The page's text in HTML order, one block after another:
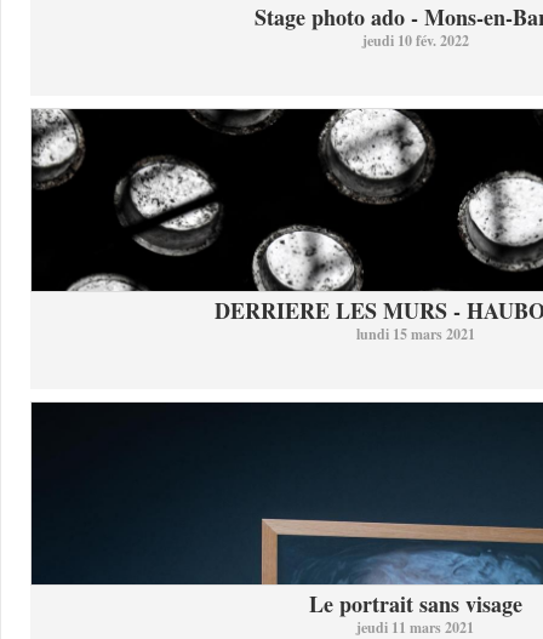
Stage photo ado - Mons-en-
jeudi 10 fév. 2022
DERRIERE LES MURS -
lundi 15 mars 2021
Le portrait sans visage
jeudi 11 mars 2021